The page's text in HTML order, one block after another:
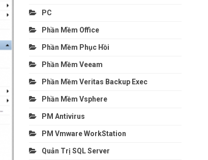
PC
Phần Mềm Office
Phần Mềm Phục Hồi
Phần Mềm Veeam
Phần Mềm Veritas Backup Exec
Phần Mềm Vsphere
PM Antivirus
PM Vmware WorkStation
Quản Trị SQL Server